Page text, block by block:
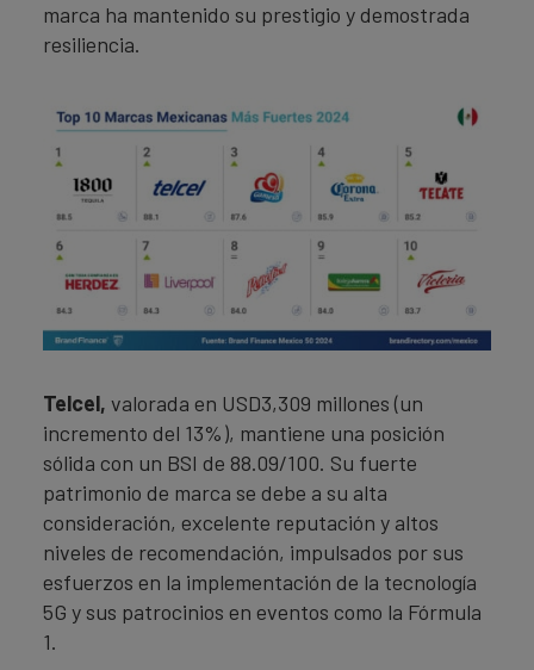
marca ha mantenido su prestigio y demostrada
resiliencia.
Telcel, valorada en USD3,309 millones (un
incremento del 13%), mantiene una posición
sólida con un BSI de 88.09/100. Su fuerte
patrimonio de marca se debe a su alta
consideración, excelente reputación y altos
niveles de recomendación, impulsados por sus
esfuerzos en la implementación de la tecnología
5G y sus patrocinios en eventos como la Fórmula
1.